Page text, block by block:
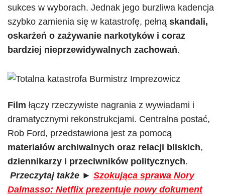
sukces w wyborach. Jednak jego burzliwa kadencja
szybko zamienia się w katastrofę, pełną skandali,
oskarżeń o zażywanie narkotyków i coraz
bardziej nieprzewidywalnych zachowań.
Film łączy rzeczywiste nagrania z wywiadami i
dramatycznymi rekonstrukcjami. Centralna postać,
Rob Ford, przedstawiona jest za pomocą
materiałów archiwalnych oraz relacji bliskich,
dziennikarzy i przeciwników politycznych.
Przeczytaj także ► Szokująca sprawa Nory
Dalmasso: Netflix prezentuje nowy dokument